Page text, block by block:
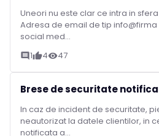
Uneori nu este clar ce intra in
Adresa de email de tip
social med...
comment 1thumb_up4visibility47
Brese de securitate
In caz de incident de securitate,
neautorizat la datele clientilor, in
notificata a...